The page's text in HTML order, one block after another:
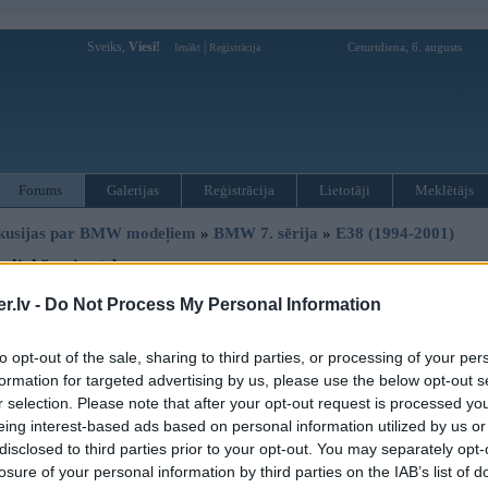
- Do Not Process My Personal Information
opt-out of the sale, sharing to third parties, or processing of your
for targeted advertising by us, please use the below opt-out
selection. Please note that after your opt-out request is processed
interest-based ads based on personal information utilized by us
to third parties prior to your opt-out. You may separately
of your personal information by third parties on the IAB’s list of
Sveiks, Viesi! Ienākt Reģistrācija Ceturtdiena, 6. augusts
Forums Galerijas Reģistrācija Lietotāji Meklētājs
par BMW modeļiem » BMW 7. sērija » E38 (1994-2001)
iegāde
Ziņojums
21. Jan 2010, 13:47
Man mašīnītei sliekšņi nedaudz ar defektiem, kāds var ieteikt kur var par
Kā arī kur varētu nedaudz sataisīt buferi, nedaudz neapreķinājās cik augsta